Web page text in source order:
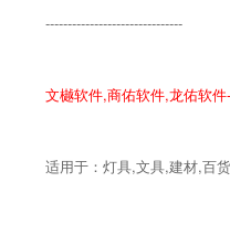
-------------------------------
文樾软件,商佑软件,龙佑软
适用于：灯具,文具,建材,百